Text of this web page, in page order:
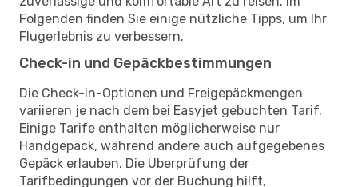
Folgenden finden Sie einige nützliche Tipps, um Ihr
Flugerlebnis zu verbessern.
Check-in und Gepäckbestimmungen
Die Check-in-Optionen und Freigepäckmengen
variieren je nach dem bei Easyjet gebuchten Tarif.
Einige Tarife enthalten möglicherweise nur
Handgepäck, während andere auch aufgegebenes
Gepäck erlauben. Die Überprüfung der
Tarifbedingungen vor der Buchung hilft,